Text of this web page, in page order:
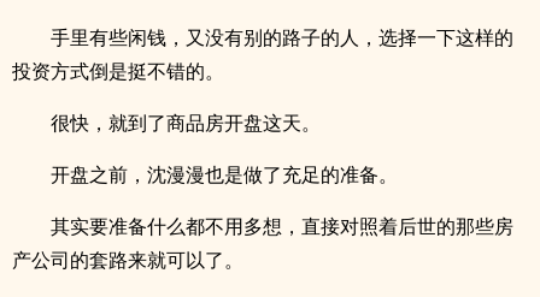
手里有些闲钱，又没有别的路子的人，选择一下这样的
投资方式倒是挺不错的。
很快，就到了商品房开盘这天。
开盘之前，沈漫漫也是做了充足的准备。
其实要准备什么都不用多想，直接对照着后世的那些房
产公司的套路来就可以了。